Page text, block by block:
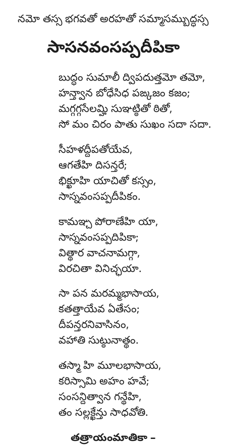
నమో తస్స భగవతో అరహతో సమ్మాసమ్బుద్ధస్స
సాసనవంసప్పదీపికా
బుద్ధం సుమాలీ ద్విపదుత్తమో తమో,
హన్త్వాన బోధేసిధ పఙ్కజం కజం;
మగ్గగ్గసేలమ్హి సుఞట్ఠితో ఠితో,
సో మం చిరం పాతు సుఖం సదా సదా.
సీహళద్దీపతోయేవ,
ఆగతేహి దిసన్తరే;
భిక్ఖూహి యాచితో కస్సం,
సాస్నవంసప్పదీపికం.
కామఞ్చ పోరాణేహి యా,
సాస్నవంసప్పదిపికా;
విత్థార వాచనామగ్గా,
విరచితా వినిచ్ఛయా.
సా పన మరమ్మభాసాయ,
కతత్తాయేవ ఏతేసం;
దీపన్తరనివాసినం,
వహాతి సుట్ఠునాత్థం.
తస్మా హి మూలభాసాయ,
కరిస్సామి అహం హవే;
సంసన్దిత్వాన గన్థేహి,
తం సల్లక్ఖేన్తు సాధవోతి.
తత్రాయంమాతికా –